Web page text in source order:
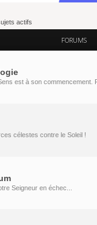
actifs
FORUMS
est à son commencement.
célestes contre le Soleil !
Seigneur en échec...